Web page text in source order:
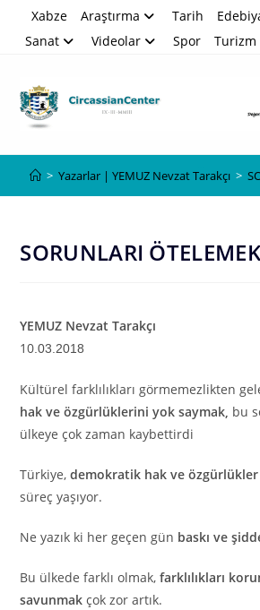
Xabze Araştırma Tarih
Sanat
Videolar Spor Turizm
> Yazarlar | YEMUZ Nevzat Tarakçı >
SORUNLARI ÖTELEMEK
YEMUZ Nevzat Tarakçı
10 .03.2018
Kültürel farklılıkları görmemezlikten
hak ve özgürlüklerini yok saymak, bu
ülkeye çok zaman kaybettirdi
Türkiye,demokratik hak ve özgürlükler
süreç yaşıyor.
Ne yazık ki her geçen gün baskı ve
Bu ülkede farklı olmak,farklılıkları
savunmak çok zor artık.